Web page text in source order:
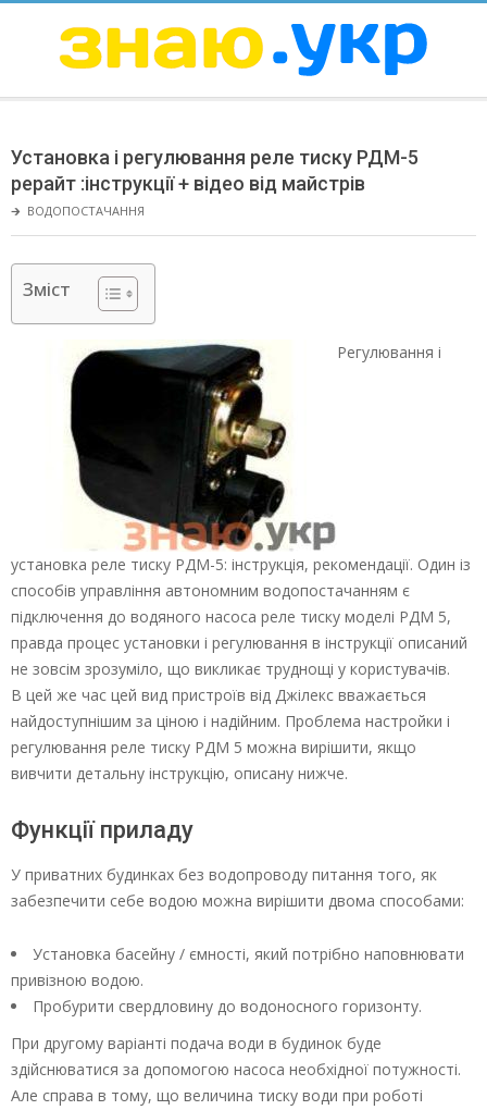
ЗНАЮ
Menu
Установка і регулювання реле тиску РДМ-5
рерайт :інструкції + відео від майстрів
🡲 ВОДОПОСТАЧАННЯ
Зміст
Регулювання і
установка реле тиску РДМ-5: інструкція, рекомендації. Один із
способів управління автономним водопостачанням є
підключення до водяного насоса реле тиску моделі РДМ 5,
правда процес установки і регулювання в інструкції описаний
не зовсім зрозуміло, що викликає труднощі у користувачів.
В цей же час цей вид пристроїв від Джілекс вважається
найдоступнішим за ціною і надійним. Проблема настройки і
регулювання реле тиску РДМ 5 можна вирішити, якщо
вивчити детальну інструкцію, описану нижче.
Функції приладу
У приватних будинках без водопроводу питання того, як
забезпечити себе водою можна вирішити двома способами:
Установка басейну / ємності, який потрібно наповнювати
привізною водою.
Пробурити свердловину до водоносного горизонту.
При другому варіанті подача води в будинок буде
здійснюватися за допомогою насоса необхідної потужності.
Але справа в тому, що величина тиску води при роботі